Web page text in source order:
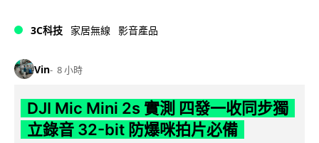
3C科技 家居無線 影音產品
Vin 8 小時
DJI Mic Mini 2s 實測 四發一收同步獨
立錄音 32-bit 防爆咪拍片必備